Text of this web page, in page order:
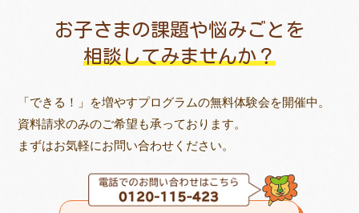
お子さまの課題や悩みごとを
相談してみませんか？
「できる！」を増やすプログラムの無料体験会を開催中。
資料請求のみのご希望も承っております。
まずはお気軽にお問い合わせください。